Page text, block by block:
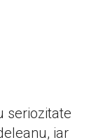
seriozitate
iar